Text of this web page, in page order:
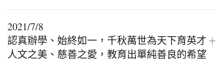
2021/7/8
認真辦學、始終如一，千秋萬世為天下育英才
人文之美、慈善之愛，教育出單純善良的希望